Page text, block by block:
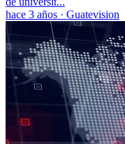
hace 3 años · Guatevision